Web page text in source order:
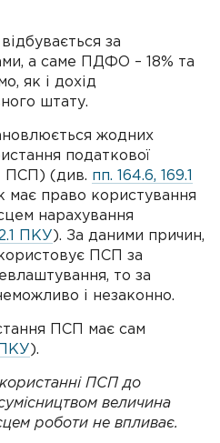
за
а саме ПДФО – 18% та
як і дохід
штату.
жодних
податкової
ПСП) (див. пп. 164.6, 169.1
має право користування
нарахування
ПКУ ). За даними причин,
ПСП за
то за
і незаконно.
ПСП має сам
ПКУ ).
ПСП до
величина
роботи не впливає.